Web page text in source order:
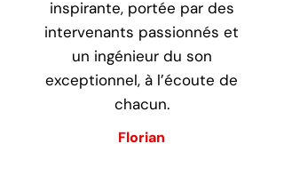
inspirante, portée par des
intervenants passionnés et
un ingénieur du son
exceptionnel, à l’écoute de
chacun.
Florian